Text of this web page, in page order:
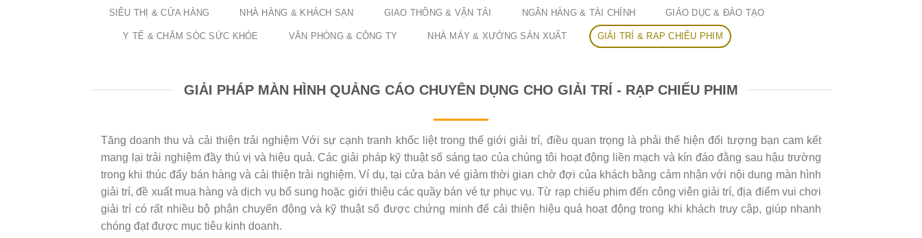
SIÊU THỊ & CỬA HÀNG NHÀ HÀNG & KHÁCH SẠN GIAO THÔNG & VẬN TẢI NGÂN HÀNG & TÀI CHÍNH GIÁO DỤC & ĐÀO TẠO
Y TẾ & CHĂM SÓC SỨC KHỎE VĂN PHÒNG & CÔNG TY NHÀ MÁY & XƯỞNG SẢN XUẤT GIẢI TRÍ & RẠP CHIẾU PHIM
GIẢI PHÁP MÀN HÌNH QUẢNG CÁO CHUYÊN DỤNG CHO GIẢI TRÍ - RẠP CHIẾU PHIM
Tăng doanh thu và cải thiện trải nghiệm Với sự cạnh tranh khốc liệt trong thế giới giải trí, điều quan trọng là phải thể hiện đối tượng bạn cam kết
mang lại trải nghiệm đầy thú vị và hiệu quả. Các giải pháp kỹ thuật số sáng tạo của chúng tôi hoạt động liền mạch và kín đáo đằng sau hậu trường
trong khi thúc đẩy bán hàng và cải thiện trải nghiệm. Ví dụ, tại cửa bán vé giảm thời gian chờ đợi của khách bằng cảm nhận với nội dung màn hình
giải trí, đề xuất mua hàng và dịch vụ bổ sung hoặc giới thiệu các quầy bán vé tự phục vụ. Từ rạp chiếu phim đến công viên giải trí, địa điểm vui chơi
giải trí có rất nhiều bộ phận chuyển động và kỹ thuật số được chứng minh để cải thiện hiệu quả hoạt động trong khi khách truy cập, giúp nhanh
chóng đạt được mục tiêu kinh doanh.